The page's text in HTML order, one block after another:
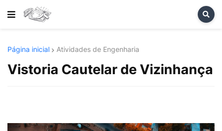
Página inicial Atividades de Engenharia
Vistoria Cautelar de Vizinhança